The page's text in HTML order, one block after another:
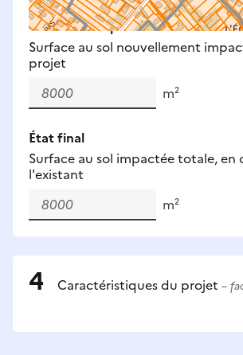
Nouveaux impacts
Surface au sol nouvellement
projet
m²
État final
Surface au sol impactée totale,
l'existant
m²
Caractéristiques du projet –